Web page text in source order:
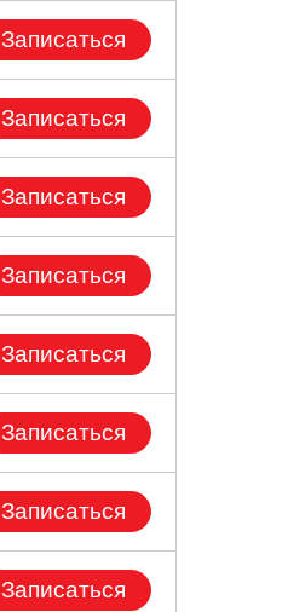
Записаться
Записаться
Записаться
Записаться
Записаться
Записаться
Записаться
Записаться